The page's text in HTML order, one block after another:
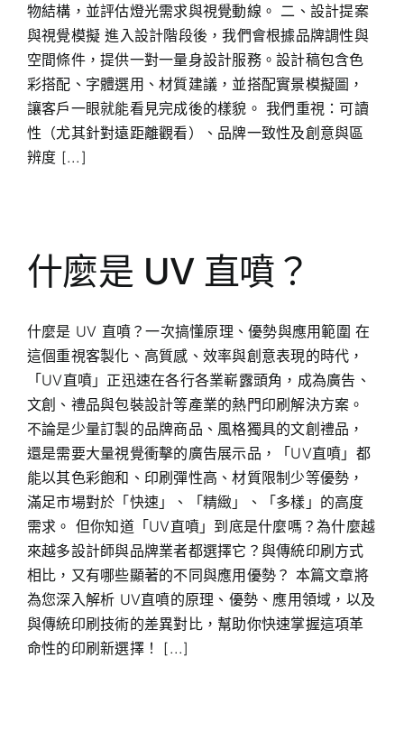
物結構，並評估燈光需求與視覺動線。 二、設計提案
與視覺模擬 進入設計階段後，我們會根據品牌調性與
空間條件，提供一對一量身設計服務。設計稿包含色
彩搭配、字體選用、材質建議，並搭配實景模擬圖，
讓客戶一眼就能看見完成後的樣貌。 我們重視：可讀
性（尤其針對遠距離觀看）、品牌一致性及創意與區
辨度 [...]
什麼是 UV 直噴？
什麼是 UV 直噴？一次搞懂原理、優勢與應用範圍 在
這個重視客製化、高質感、效率與創意表現的時代，
「UV直噴」正迅速在各行各業嶄露頭角，成為廣告、
文創、禮品與包裝設計等產業的熱門印刷解決方案。
不論是少量訂製的品牌商品、風格獨具的文創禮品，
還是需要大量視覺衝擊的廣告展示品，「UV直噴」都
能以其色彩飽和、印刷彈性高、材質限制少等優勢，
滿足市場對於「快速」、「精緻」、「多樣」的高度
需求。 但你知道「UV直噴」到底是什麼嗎？為什麼越
來越多設計師與品牌業者都選擇它？與傳統印刷方式
相比，又有哪些顯著的不同與應用優勢？ 本篇文章將
為您深入解析 UV直噴的原理、優勢、應用領域，以及
與傳統印刷技術的差異對比，幫助你快速掌握這項革
命性的印刷新選擇！ [...]